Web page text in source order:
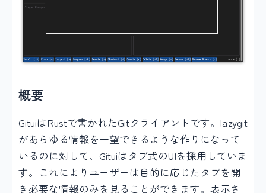
概要
GituiはRustで書かれたGitクライアントです。lazygit
があらゆる情報を一望できるような作りになって
いるのに対して、Gituiはタブ式のUIを採用していま
す。これによりユーザーは目的に応じたタブを開
き必要な情報のみを見ることができます。表示さ